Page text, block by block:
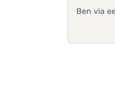
Ben via